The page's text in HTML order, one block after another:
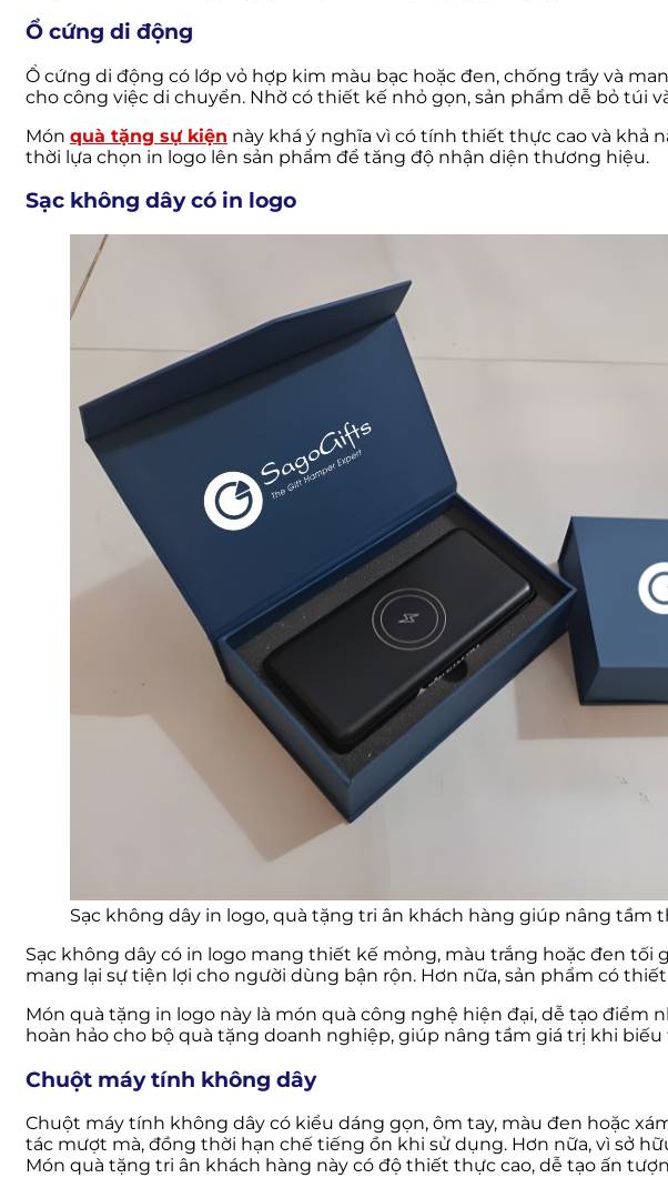
Ổ cứng di động
Ổ cứng di động có lớp vỏ hợp kim màu bạc hoặc đen, chống trầy và
cho công việc di chuyển. Nhờ có thiết kế nhỏ gọn, sản phẩm dễ bỏ túi
Món quà tặng sự kiện này khá ý nghĩa vì có tính thiết thực cao và khả
thời lựa chọn in logo lên sản phẩm để tăng độ nhận diện thương hiệu.
Sạc không dây có in logo
Sạc không dây in logo, quà tặng tri ân khách hàng giúp nâng tầm
Sạc không dây có in logo mang thiết kế mỏng, màu trắng hoặc đen tối
mang lại sự tiện lợi cho người dùng bận rộn. Hơn nữa, sản phẩm có
Món quà tặng in logo này là món quà công nghệ hiện đại, dễ tạo
hoàn hảo cho bộ quà tặng doanh nghiệp, giúp nâng tầm giá trị khi
Chuột máy tính không dây
Chuột máy tính không dây có kiểu dáng gọn, ôm tay, màu đen hoặc
tác mượt mà, đồng thời hạn chế tiếng ồn khi sử dụng. Hơn nữa, vì sở
Món quà tặng tri ân khách hàng này có độ thiết thực cao, dễ tạo ấn